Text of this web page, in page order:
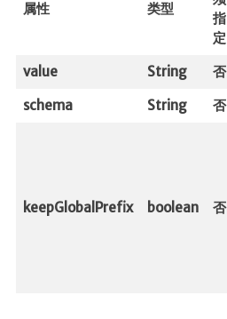
属性 类型
指
定
value String 否
schema
String 否
keepGlobalPrefix boolean 否
计算机基础
日期归档